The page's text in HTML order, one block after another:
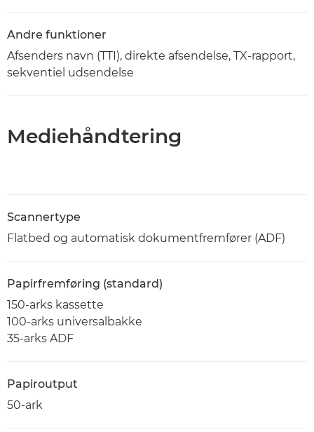
Andre funktioner
Afsenders navn (TTI), direkte afsendelse, TX-rapport,
sekventiel udsendelse
Mediehåndtering
Scannertype
Flatbed og automatisk dokumentfremfører (ADF)
Papirfremføring (standard)
150-arks kassette
100-arks universalbakke
35-arks ADF
Papiroutput
50-ark